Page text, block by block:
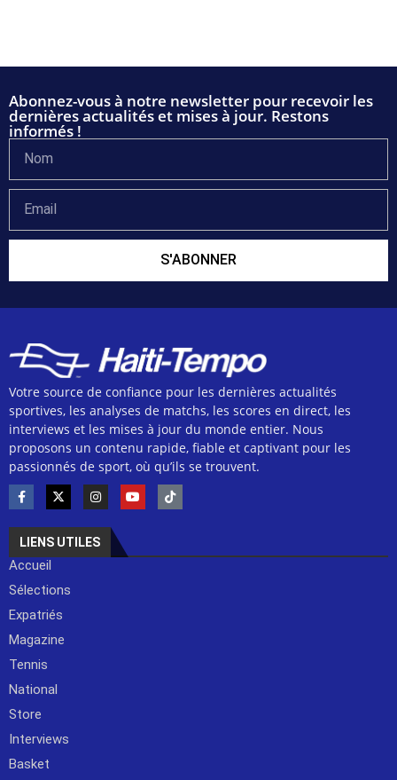
Abonnez-vous à notre newsletter pour recevoir les
dernières actualités et mises à jour. Restons
informés !
S'ABONNER
Votre source de confiance pour les dernières actualités
sportives, les analyses de matchs, les scores en direct, les
interviews et les mises à jour du monde entier. Nous
proposons un contenu rapide, fiable et captivant pour les
passionnés de sport, où qu’ils se trouvent.
LIENS UTILES
Accueil
Sélections
Expatriés
Magazine
Tennis
National
Store
Interviews
Basket